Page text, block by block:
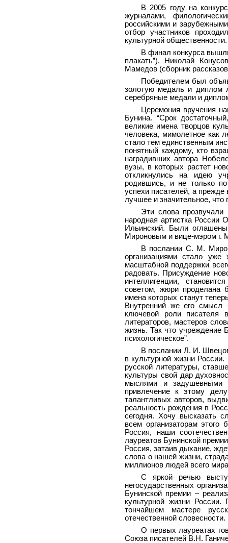
В 2005 году на
журналами,
российскими и
отбор участников
культурной общественности.
В финал конкурса
плакать”), Николай
Мамедов (сборник
Победителем был
золотую медаль и диплом
серебряные медали и
Церемония вручения
Бунина. “Срок
великие имена творцов
человека, мимолетное как
стало тем единственным
понятный каждому, кто
наградивших автора
вузы, в которых растет
откликнулись на идею
родившись, и не только
успехи писателей, а
лучшее и значительное,
Эти слова прозвучали
народная артистка
Ильинский. Были
Мироновым и вице-мэром
В послании С. М.
организациями стало
масштабной поддержки
радовать. Присуждение
интеллигенции,
советом, жюри проделана
имена которых станут
Внутренний же его смысл
ключевой роли писателя
литераторов, мастеров
жизнь. Так что учреждение
психологическое”.
В послании Л. И.
в культурной жизни
русской литературы,
культуры свой дар
мыслями и задушевными
привлечение к этому
талантливых авторов,
реальность рождения в
сегодня. Хочу высказать
всем организаторам
Россия, наши
лауреатов Бунинской
Россия, затаив дыхание,
слова о нашей жизни,
миллионов людей всего
С яркой речью
негосударственных
Бунинской премии –
культурной жизни
тончайшем мастере
отечественной словесности.
О первых лауреатах
Союза писателей В.Н.